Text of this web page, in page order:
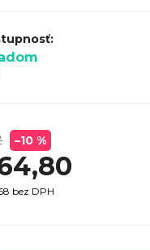
–10 %
bez DPH